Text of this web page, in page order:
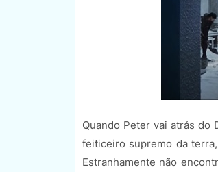
Quando Peter vai atrás do
feiticeiro supremo da
Estranhamente não